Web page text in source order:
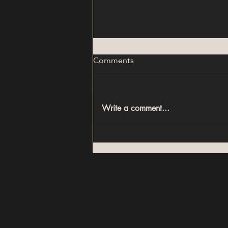
أكبر أخطاء الاستثمار العقاري في
مصر (ودليل اختيار العقار الصح في
Comments
Write a comment...